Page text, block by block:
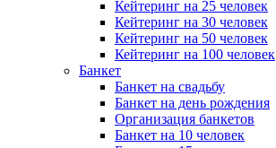
Кейтеринг на 25 человек
Кейтеринг на 30 человек
Кейтеринг на 50 человек
Кейтеринг на 100 человек
Банкет
Банкет на свадьбу
Банкет на день рождения
Организация банкетов
Банкет на 10 человек